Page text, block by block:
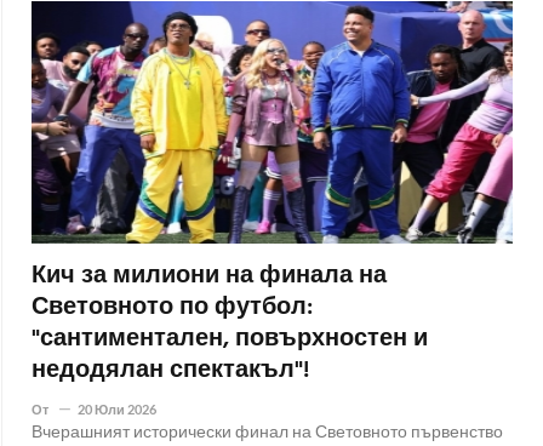
Кич за милиони на финала на
Световното по футбол:
"сантиментален, повърхностен и
недодялан спектакъл"!
От 20 Юли 2026
Вчерашният исторически финал на Световното първенство